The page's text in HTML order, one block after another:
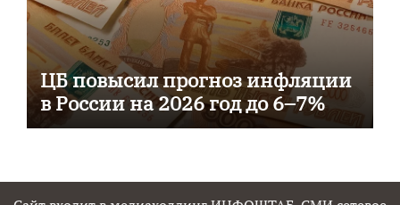
ЦБ повысил прогноз инфляции
в России на 2026 год до 6–7%